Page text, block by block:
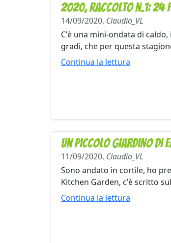
2020, raccolto n.1: 24
14/09/2020, Claudio_VL
C'è una mini-ondata di
gradi, che per questa
Continua la lettura
Un piccolo giardino di
11/09/2020, Claudio_VL
Sono andato in cortile, ho
Kitchen Garden, c'è scritto
Continua la lettura